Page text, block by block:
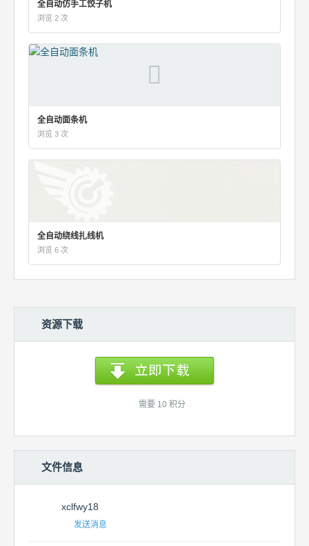
全自动仿手工饺子机
浏览 2 次
全自动面条机
浏览 3 次
全自动绕线扎线机
浏览 6 次
资源下载
需要 10 积分
文件信息
xclfwy18
发送消息